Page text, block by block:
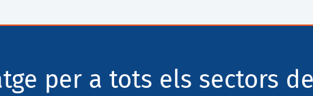
per a tots els sectors